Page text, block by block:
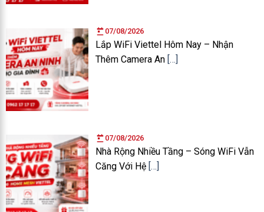
07/08/2026
Lắp WiFi Viettel Hôm Nay – Nhận
Thêm Camera An […]
07/08/2026
Nhà Rộng Nhiều Tầng – Sóng WiFi Vẫn
Căng Với Hệ […]